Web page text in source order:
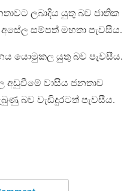
ලබාදිය යුතු බව ජාතික
සම්පත් මහතා පැවසීය.
යොමුකල යුතු බව පැවසීය.
වාසිය ජනතාව
බව වැඩිදුරටත් පැවසීය.